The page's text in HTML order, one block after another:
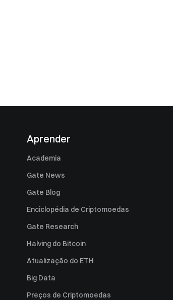
Aprender
Academia
Gate News
Gate Blog
Enciclopédia de Criptomoedas
Gate Research
Halving do Bitcoin
Atualização do ETH
Big Data
Preços de Criptomoedas